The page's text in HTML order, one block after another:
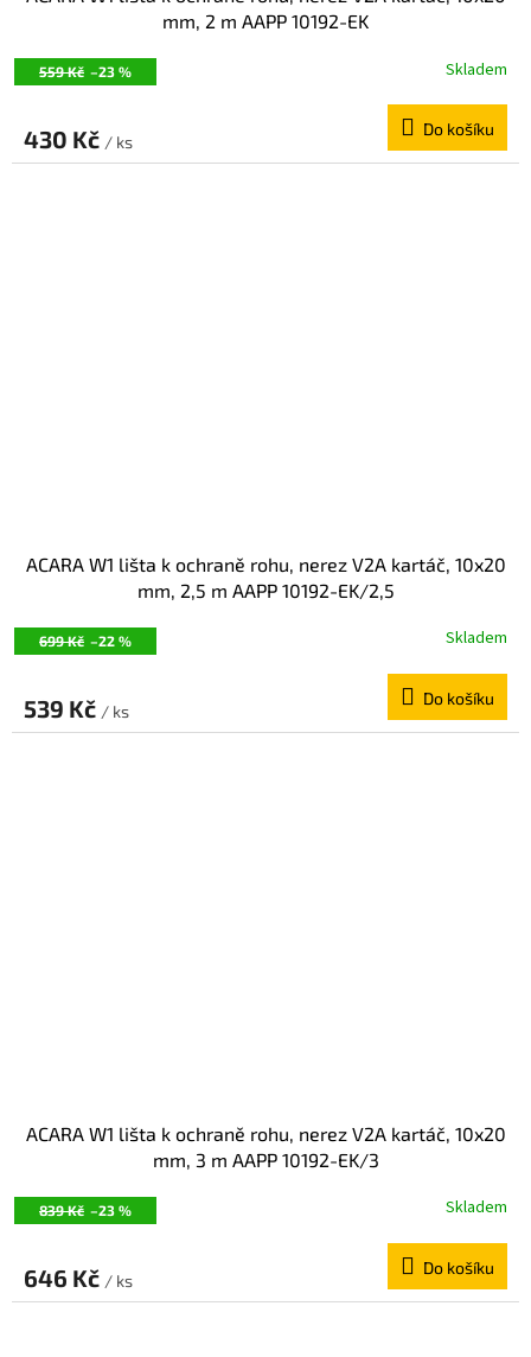
559 Kč –23 %
mm, 2 m AAPP 10192-EK
Skladem
430 Kč / ks
Do košíku
699 Kč –22 %
ACARA W1 lišta k ochraně rohu, nerez V2A kartáč, 10x20
mm, 2,5 m AAPP 10192-EK/2,5
Skladem
539 Kč / ks
Do košíku
839 Kč –23 %
ACARA W1 lišta k ochraně rohu, nerez V2A kartáč, 10x20
mm, 3 m AAPP 10192-EK/3
Skladem
646 Kč / ks
Do košíku